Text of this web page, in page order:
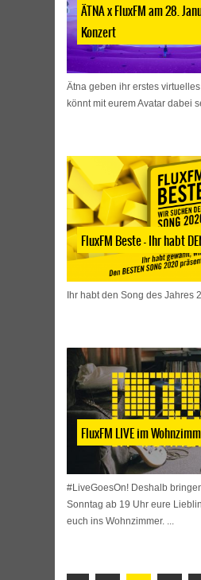
ÄTNA x FluxFM am 28.
Konzert
Ätna geben ihr erstes
könnt mit eurem Avatar dabei
FluxFM Beste – Ihr habt
Ihr habt den Song des Jahres
FluxFM LIVE im
#LiveGoesOn! Deshalb
Sonntag ab 19 Uhr eure
euch ins Wohnzimmer. ...